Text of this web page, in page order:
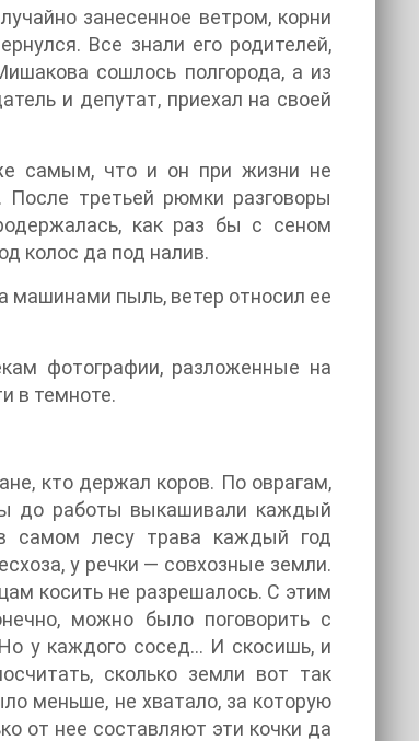
занесенное ветром, корни
Все знали его родителей,
сошлось полгорода, а из
и депутат, приехал на своей
самым, что и он при жизни не
После третьей рюмки разговоры
как раз бы с сеном
колос да под налив.
машинами пыль, ветер относил ее
фотографии, разложенные на
в темноте.
кто держал коров. По оврагам,
до работы выкашивали каждый
самом лесу трава каждый год
у речки — совхозные земли.
косить не разрешалось. С этим
можно было поговорить с
у каждого сосед… И скосишь, и
сколько земли вот так
меньше, не хватало, за которую
от нее составляют эти кочки да